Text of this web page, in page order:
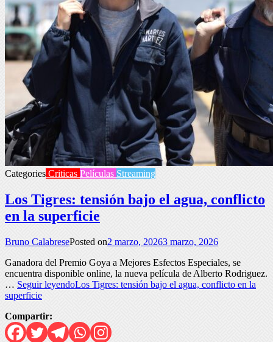
Categories Criticas Películas Streaming
Los Tigres: tensión bajo el agua, conflicto
en la superficie
Bruno CalabresePosted on2 marzo, 20263 marzo, 2026
Ganadora del Premio Goya a Mejores Esfectos Especiales, se
encuentra disponible online, la nueva película de Alberto Rodriguez.
… Seguir leyendoLos Tigres: tensión bajo el agua, conflicto en la
superficie
Compartir: